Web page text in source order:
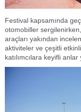
Festival kapsamında
otomobiller
araçları yakından
aktiviteler ve çeşitli
katılımcılara keyifli anlar